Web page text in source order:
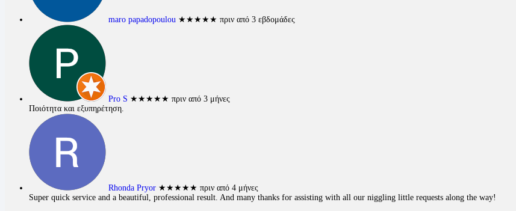
maro papadopoulou ★★★★★ πριν από 3 εβδομάδες
Pro S ★★★★★ πριν από 3 μήνες
Ποιότητα και εξυπηρέτηση.
Rhonda Pryor ★★★★★ πριν από 4 μήνες
Super quick service and a beautiful, professional result. And many thanks for assisting with all our niggling little requests along the way!